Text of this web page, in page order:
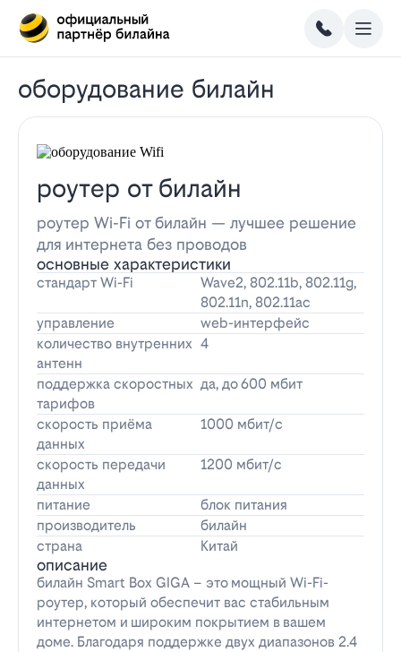
оборудование билайн
роутер от билайн
роутер Wi-Fi от билайн — лучшее решение
для интернета без проводов
основные характеристики
стандарт Wi-Fi
Wave2, 802.11b, 802.11g,
802.11n, 802.11ac
управление
web-интерфейс
количество внутренних
антенн
4
поддержка скоростных
тарифов
да, до 600 мбит
скорость приёма
данных
1000 мбит/с
скорость передачи
данных
1200 мбит/с
питание
блок питания
производитель
билайн
страна
Китай
описание
билайн Smart Box GIGA – это мощный Wi-Fi-
роутер, который обеспечит вас стабильным
интернетом и широким покрытием в вашем
доме. Благодаря поддержке двух диапазонов 2.4